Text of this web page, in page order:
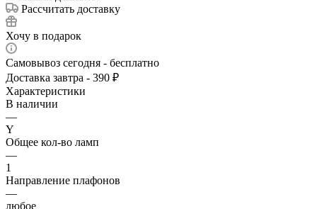
Рассчитать доставку
Хочу в подарок
Самовывоз сегодня - бесплатно
Доставка завтра - 390 ₽
Характеристики
В наличии
—
Y
Общее кол-во ламп
—
1
Направление плафонов
—
любое